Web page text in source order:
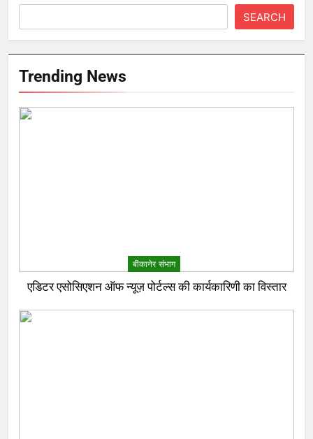
SEARCH
Trending News
बीकानेर संभाग
एडिटर एसोसिएशन ऑफ न्यूज़ पोर्टल्स की कार्यकारिणी का विस्तार